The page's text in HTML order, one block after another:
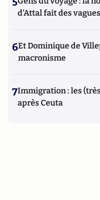
d'Attal fait des vagues
6Et Dominique de
macronisme
7Immigration : les
après Ceuta